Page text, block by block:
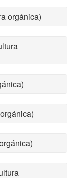
orgánica)